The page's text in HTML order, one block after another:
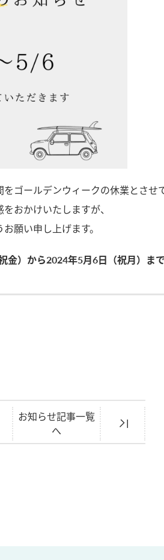
ゴールデンウィークの休業とさせ
おかけいたしますが、
願い申し上げます。
金）から2024年5月6日（祝月）まで
お知らせ記事一覧
へ